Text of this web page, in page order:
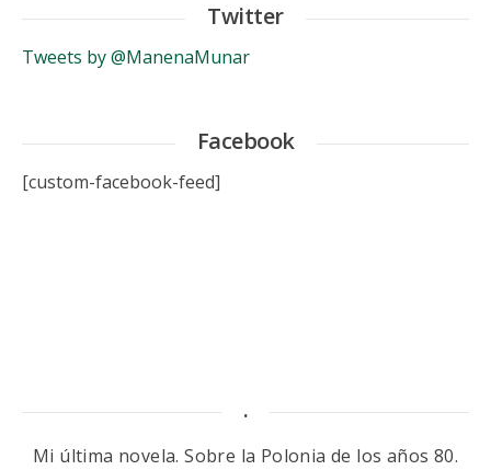
Twitter
Tweets by @ManenaMunar
Facebook
[custom-facebook-feed]
.
Mi última novela. Sobre la Polonia de los años 80.